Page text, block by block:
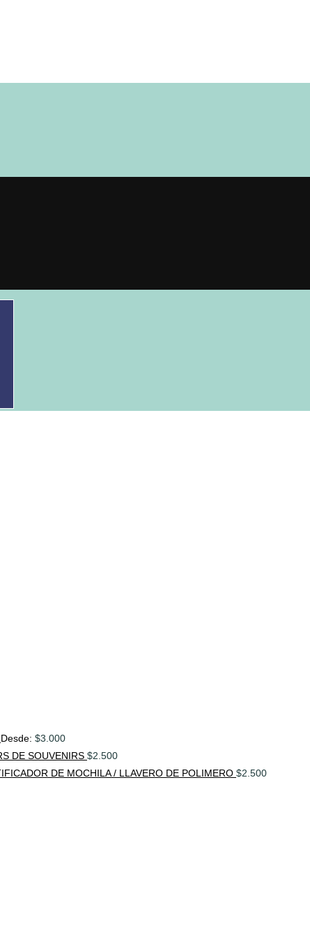
Desde: $3.000
DE SOUVENIRS $2.500
DE MOCHILA / LLAVERO DE POLIMERO $2.500